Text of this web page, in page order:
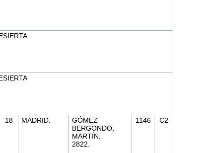
18 MADRID.
GÓMEZ
BERGONDO,
MARTÍN.
2822.
1146 C2